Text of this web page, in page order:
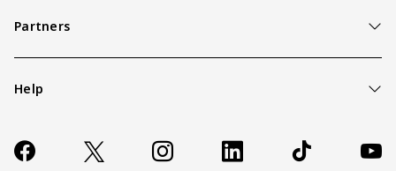
Partners
Help
Contact
FAQ
Socials
https://www.facebook.com/AZAlkmaar
X Instagram LinkedIn TikTok